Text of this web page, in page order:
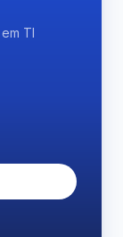
TI